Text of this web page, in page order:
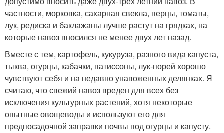
частности, морковка, сахарная свекла, перцы, томаты,
лук, редиска и баклажаны лучше растут на грядках, на
которые навоз вносился не менее двух лет назад.
Вместе с тем, картофель, кукуруза, разного вида капуста,
тыква, огурцы, кабачки, патиссоны, лук-порей хорошо
чувствуют себя и на недавно унавоженных делянках. Я
считаю, что свежий навоз вреден для всех без
исключения культурных растений, хотя некоторые
опытные овощеводы и используют его для
предпосадочной заправки почвы под огурцы и капусту.